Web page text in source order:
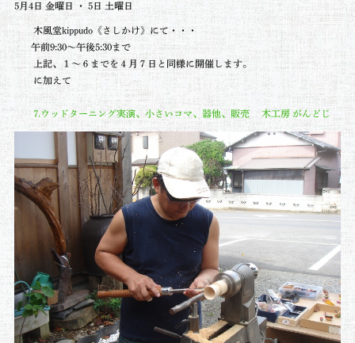
5月4日 金曜日 ・ 5日 土曜日
木風堂kippudo《さしかけ》にて・・・
午前9:30〜午後5:30まで
上記、
１～６までを４月７日と同様に開催します。
に加えて
7.ウッドターニング実演、小さいコマ、器他、販売 木工房 がんどじ